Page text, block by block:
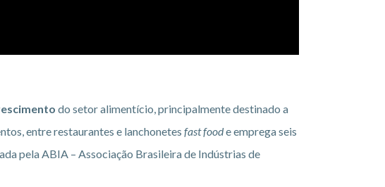
do setor alimentício, principalmente destinado a
entre restaurantes e lanchonetes fast foode emprega seis
pela ABIA – Associação Brasileira de Indústrias de